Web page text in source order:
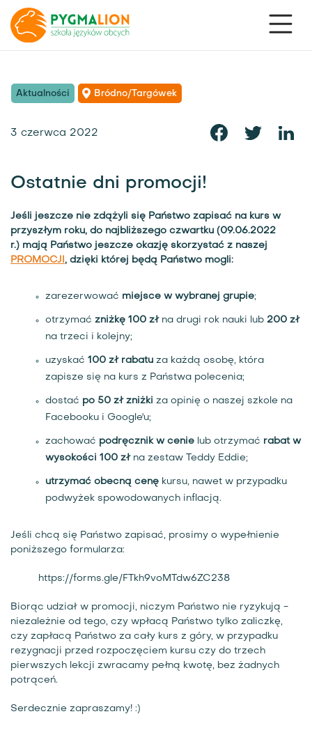
Aktualności Bródno/Targówek
3 czerwca 2022
Ostatnie dni promocji!
Jeśli jeszcze nie zdążyli się Państwo zapisać na kurs w
przyszłym roku, do najbliższego czwartku (09.06.2022
r.) mają Państwo jeszcze okazję skorzystać z naszej
PROMOCJI , dzięki której będą Państwo mogli:
zarezerwować miejsce w wybranej grupie;
otrzymać zniżkę 100 złna drugi rok nauki lub 200 zł
na trzeci i kolejny;
uzyskać 100 zł rabatu za każdą osobę, która
zapisze się na kurs z Państwa polecenia;
dostać po 50 zł zniżki za opinię o naszej szkole na
Facebooku i Google'u;
zachować podręcznik w cenie lub otrzymać rabat w
wysokości 100 złna zestaw Teddy Eddie;
utrzymać obecną cenę kursu, nawet w przypadku
podwyżek spowodowanych inflacją.
Jeśli chcą się Państwo zapisać, prosimy o wypełnienie
poniższego formularza:
https://forms.gle/FTkh9voMTdw6ZC238
Biorąc udział w promocji, niczym Państwo nie ryzykują -
niezależnie od tego, czy wpłacą Państwo tylko zaliczkę,
czy zapłacą Państwo za cały kurs z góry, w przypadku
rezygnacji przed rozpoczęciem kursu czy do trzech
pierwszych lekcji zwracamy pełną kwotę, bez żadnych
potrąceń.
Serdecznie zapraszamy! :)